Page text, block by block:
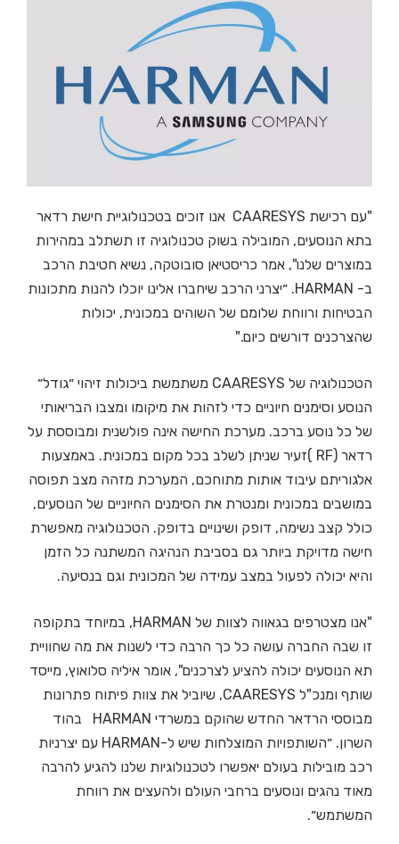
"עם רכישת CAARESYS אנו זוכים בטכנולוגיית חישת רדאר
בתא הנוסעים, המובילה בשוק טכנולוגיה זו תשתלב במהירות
במוצרים שלנו", אמר כריסטיאן סובוטקה, נשיא חטיבת הרכב
ב- HARMAN. ״יצרני הרכב שיחברו אלינו יוכלו להנות מתכונות
הבטיחות ורווחת שלומם של השוהים במכונית, יכולות
שהצרכנים דורשים כיום."
הטכנולוגיה של CAARESYS משתמשת ביכולות זיהוי ״גודל״
הנוסע וסימנים חיוניים כדי לזהות את מיקומו ומצבו הבריאותי
של כל נוסע ברכב. מערכת החישה אינה פולשנית ומבוססת על
רדאר (RF )זעיר שניתן לשלב בכל מקום במכונית. באמצעות
אלגוריתם עיבוד אותות מתוחכם, המערכת מזהה מצב תפוסה
במושבים במכונית ומנטרת את הסימנים החיוניים של הנוסעים,
כולל קצב נשימה, דופק ושינויים בדופק. הטכנולוגיה מאפשרת
חישה מדויקת ביותר גם בסביבת הנהיגה המשתנה כל הזמן
והיא יכולה לפעול במצב עמידה של המכונית וגם בנסיעה.
"אנו מצטרפים בגאווה לצוות של HARMAN, במיוחד בתקופה
זו שבה החברה עושה כל כך הרבה כדי לשנות את מה שחוויית
תא הנוסעים יכולה להציע לצרכנים", אומר איליה סלואוץ, מייסד
שותף ומנכ"ל CAARESYS, שיוביל את צוות פיתוח פתרונות
מבוססי הרדאר החדש שהוקם במשרדי HARMAN בהוד
השרון. ״השותפויות המוצלחות שיש ל-HARMAN עם יצרניות
רכב מובילות בעולם יאפשרו לטכנולוגיות שלנו להגיע להרבה
מאוד נהגים ונוסעים ברחבי העולם ולהעצים את רווחת
המשתמש״.